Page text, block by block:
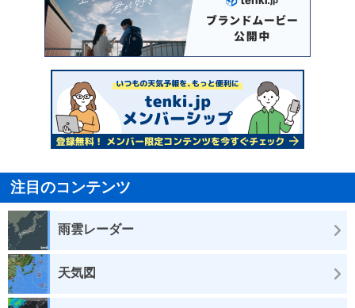
注目のコンテンツ
雨雲レーダー
天気図